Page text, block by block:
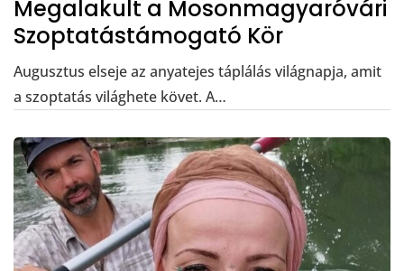
Megalakult a Mosonmagyaróvári
Szoptatástámogató Kör
Augusztus elseje az anyatejes táplálás világnapja, amit
a szoptatás világhete követ. A…